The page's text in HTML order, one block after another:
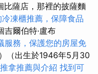
薩店，那裡的披薩麵
凍櫃推薦，保障食品
吉爾伯特·盧布
服務，保護您的房屋免
（出生於1946年5月30
推拿推薦與介紹 找到可